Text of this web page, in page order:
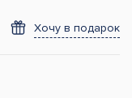
Хочу в подарок